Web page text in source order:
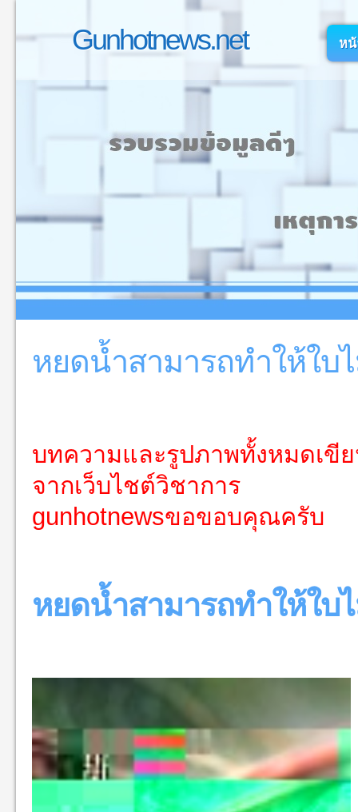
Gunhotnews.net หน้
หยดน้ำสามารถทำให้ใบ
บทความและรูปภาพทั้งหมดเ
จากเว็บไชต์วิชาการ
gunhotnewsขอขอบคุณครับ
หยดน้ำสามารถทำให้ใบ